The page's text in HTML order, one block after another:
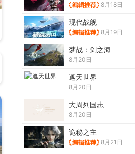
8月18日
现代战舰
8月19日
梦战：剑之海
8月20日
遮天世界
8月20日
大周列国志
8月20日
诡秘之主
8月21日